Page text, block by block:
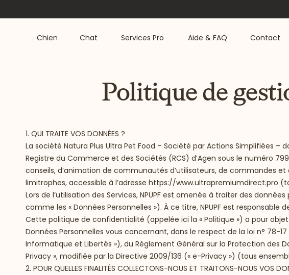
Chien Chat Services Pro Aide & FAQ Contact
Politique de
1. QUI TRAITE VOS DONNÉES ?
La société Natura Plus Ultra Pet Food – Société par Actions Simplifiées –
Registre du Commerce et des Sociétés (RCS) d’Agen sous le numéro
conseils, d’animation de communautés d’utilisateurs, de commandes
limitrophes, accessible à l’adresse https://www.ultrapremiumdirect.pro
Lors de l’utilisation des Services, NPUPF est amenée à traiter des
comme les « Données Personnelles »). À ce titre, NPUPF est
Cette politique de confidentialité (appelée ici la « Politique ») a pour
Données Personnelles vous concernant, dans le respect de la loi n° 78-
Informatique et Libertés »), du Règlement Général sur la Protection des
Privacy », modifiée par la Directive 2009/136 (« e-Privacy ») (tous
2. POUR QUELLES FINALITÉS COLLECTONS-NOUS ET TRAITONS-NOUS VOS